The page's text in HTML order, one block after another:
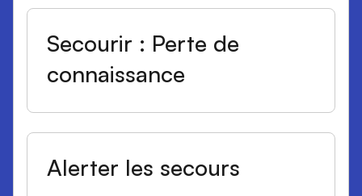
Secourir : Perte de
connaissance
Alerter les secours